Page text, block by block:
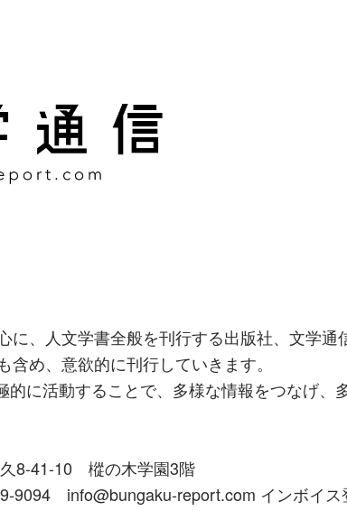
、人文学書全般を刊行する出版社、文学通
め、意欲的に刊行していきます。
に活動することで、多様な情報をつなげ、
8-41-10 樅の木学園3階
9094 info@bungaku-report.com インボイス